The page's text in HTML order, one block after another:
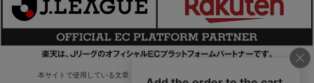
本サイトで使用している文章・画像等の無断での複製・転載を禁止します。